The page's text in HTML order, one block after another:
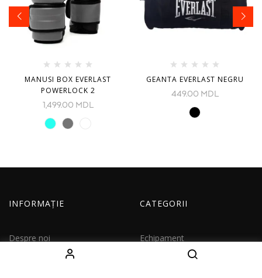
MANUSI BOX EVERLAST
POWERLOCK 2
1,499.00 MDL
GEANTA EVERLAST NEGRU
449.00 MDL
INFORMAȚIE
Despre noi
CATEGORII
Echipament
Imbracaminte